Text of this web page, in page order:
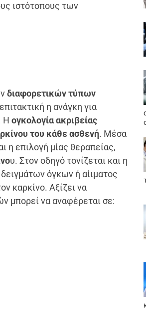
ιστότοπους των
διαφορετικών τύπων
η ανάγκη για
Ηογκολογία ακριβείας
του κάθε ασθενή. Μέσα
η επιλογή μίας θεραπείας,
υ. Στον οδηγό τονίζεται και η
όγκων ή αίιματος
καρκίνο. Αξίζει να
μπορεί να αναφέρεται σε: